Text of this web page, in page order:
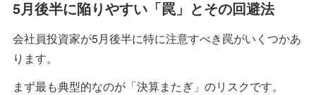
5月後半に陥りやすい「罠」とその回避法
会社員投資家が5月後半に特に注意すべき罠がいくつかあ
ります。
まず最も典型的なのが「決算またぎ」のリスクです。